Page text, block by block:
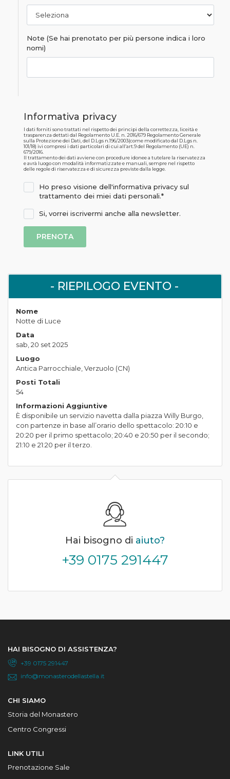
Note (Se hai prenotato per più persone indica i loro
nomi)
Informativa privacy
I dati forniti sono trattati nel rispetto dei principi della correttezza, liceità e
trasparenza dettati dal Regolamento U.E. n. 2016/679 Regolamento Generale
sulla Protezione dei Dati, del D.Lgs n.196/2003(come modificato dal D.Lgs n.
101/18) ivi compresi i dati particolari di cui all’art.9 del Regolamento (UE) n.
679/2016.
Il trattamento dei dati avviene con procedure idonee a tutelare la riservatezza
e avrà luogo con modalità informatizzate e manuali, sempre nel rispetto
delle regole di riservatezza e di sicurezza previste dalla legge.
Ho preso visione dell'informativa privacy sul
trattamento dei miei dati personali.*
Si, vorrei iscrivermi anche alla newsletter.
- RIEPILOGO EVENTO -
Nome
Notte di Luce
Data
sab, 20 set 2025
Luogo
Antica Parrocchiale, Verzuolo (CN)
Posti Totali
54
Informazioni Aggiuntive
È disponibile un servizio navetta dalla piazza Willy Burgo,
con partenze in base all’orario dello spettacolo: 20:10 e
20:20 per il primo spettacolo; 20:40 e 20:50 per il secondo;
21:10 e 21:20 per il terzo.
Hai bisogno di aiuto?
+39 0175 291447
HAI BISOGNO DI ASSISTENZA?
+39 0175 291447
info@monasterodellastella.it
CHI SIAMO
Storia del Monastero
Centro Congressi
LINK UTILI
Prenotazione Sale